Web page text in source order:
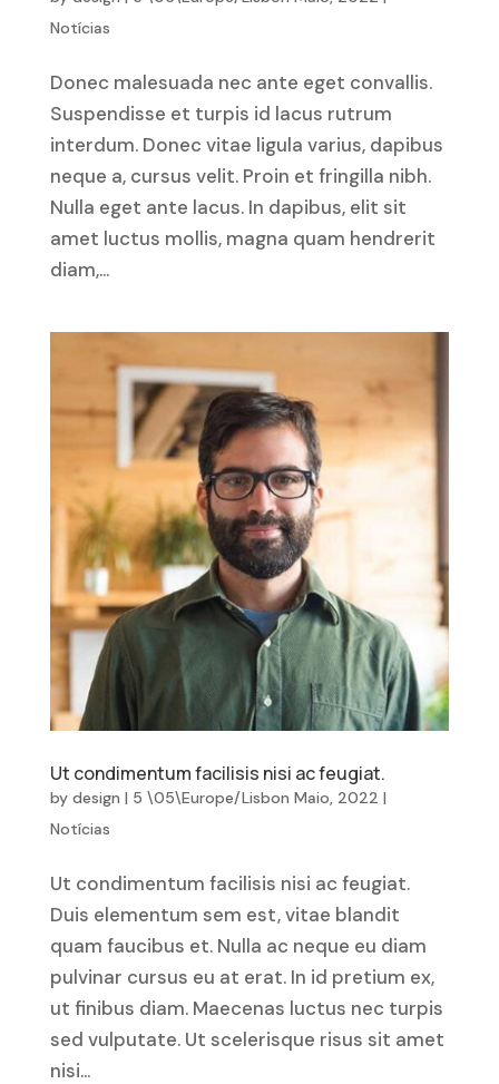
Notícias
Donec malesuada nec ante eget convallis.
Suspendisse et turpis id lacus rutrum
interdum. Donec vitae ligula varius, dapibus
neque a, cursus velit. Proin et fringilla nibh.
Nulla eget ante lacus. In dapibus, elit sit
amet luctus mollis, magna quam hendrerit
diam,...
Ut condimentum facilisis nisi ac feugiat.
by design | 5 \05\Europe/Lisbon Maio, 2022 |
Notícias
Ut condimentum facilisis nisi ac feugiat.
Duis elementum sem est, vitae blandit
quam faucibus et. Nulla ac neque eu diam
pulvinar cursus eu at erat. In id pretium ex,
ut finibus diam. Maecenas luctus nec turpis
sed vulputate. Ut scelerisque risus sit amet
nisi...